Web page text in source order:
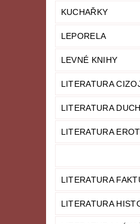
KUCHAŘKY
LEPORELA
LEVNÉ KNIHY
LITERATURA
LITERATURA
LITERATURA
LITERATURA
LITERATURA